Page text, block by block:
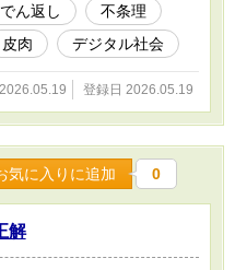
ん返し
不条理
皮肉 デジタル社会
登録日 2026.05.19
気に入りに追加 0
解